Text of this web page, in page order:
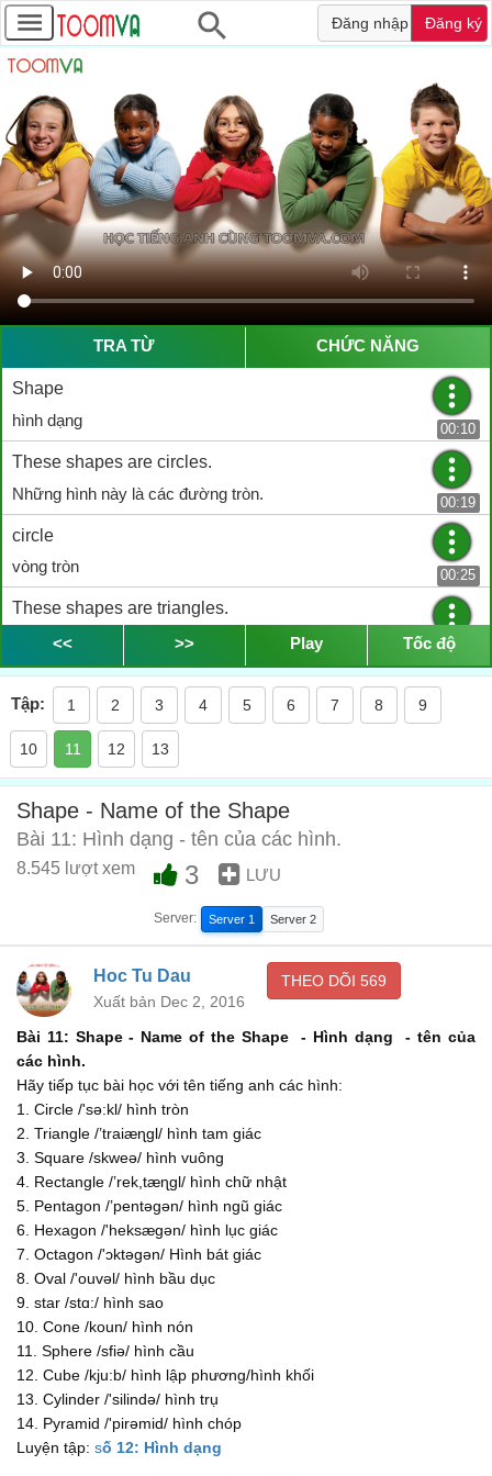
Đăng nhập Đăng ký
TRA TỪ CHỨC NĂNG
Shape
hình dạng
00:10
These shapes are circles.
Những hình này là các đường tròn.
00:19
circle
vòng tròn
00:25
These shapes are triangles.
Những hình này là hình tam giác.
00:40
triangle
Tam giác
00:45
These shapes are squares.
Những hình dạng là hình vuông.
square
hình vuông
01:06
These shapes are rectangles.
Những hình này là hình chữ nhật.
rectangle
hình chữ nhật
Những hình này là hình ngũ giác.
pentagon
Hình ngũ giác
These shapes are hexagons.
Những hình này là hình lục giác.
hexagon
hình lục giác
These shapes are arrows.
Những hình này là hình mũi tên.
<< >> Play Tốc độ
Tập: 1 2 3 4 5 6 7 8 9
10 11 12 13
Shape - Name of the Shape
Bài 11: Hình dạng - tên của các hình.
8.545 lượt xem 3 LƯU
Server: Server 1 Server 2
Hoc Tu Dau
Xuất bản Dec 2, 2016
THEO DÕI 569
Bài 11: Shape - Name of the Shape - Hình dạng - tên của
các hình.
Hãy tiếp tục bài học với tên tiếng anh các hình:
1. Circle /'sə:kl/ hình tròn
2. Triangle /’traiæɳgl/ hình tam giác
3. Square /skweə/ hình vuông
4. Rectangle /’rek,tæɳgl/ hình chữ nhật
5. Pentagon /’pentəgən/ hình ngũ giác
6. Hexagon /'heksægən/ hình lục giác
7. Octagon /'ɔktəgən/ Hình bát giác
8. Oval /'ouvəl/ hình bầu dục
9. star /stɑ:/ hình sao
10. Cone /koun/ hình nón
11. Sphere /sfiə/ hình cầu
12. Cube /kju:b/ hình lập phương/hình khối
13. Cylinder /'silində/ hình trụ
14. Pyramid /'pirəmid/ hình chóp
Luyện tập: số 12: Hình dạng